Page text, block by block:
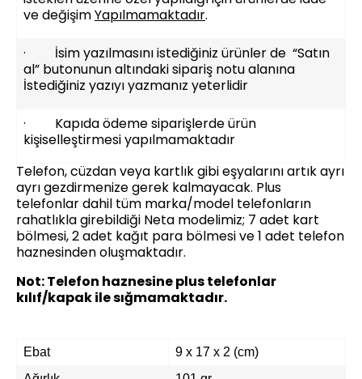
ve değişimYapılmamaktadır.
· İsim yazılmasını istediğiniz ürünler de “Satın
al” butonunun altındaki sipariş notu alanına
İstediğiniz yazıyı yazmanız yeterlidir
· Kapıda ödeme siparişlerde ürün
kişiselleştirmesi yapılmamaktadır
Telefon, cüzdan veya kartlık gibi eşyalarını artık ayrı
ayrı gezdirmenize gerek kalmayacak. Plus
telefonlar dahil tüm marka/model telefonların
rahatlıkla girebildiği Neta modelimiz; 7 adet kart
bölmesi, 2 adet kağıt para bölmesi ve 1 adet telefon
haznesinden oluşmaktadır.
Not: Telefon haznesine plus telefonlar
kılıf/kapak ile sığmamaktadır.
Ebat
9 x 17 x 2 (cm)